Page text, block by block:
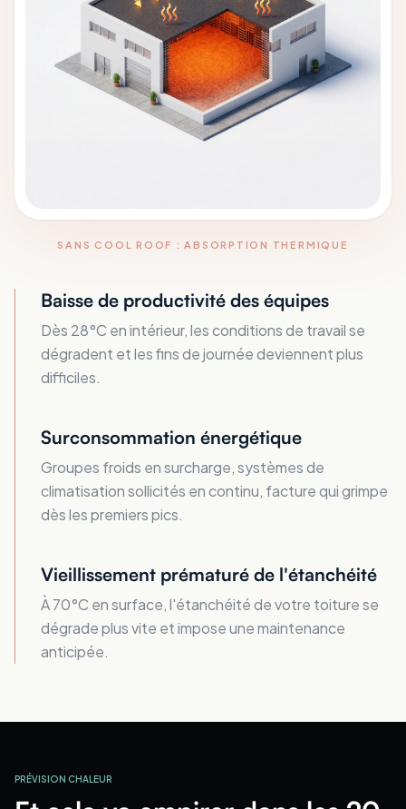
SANS COOL ROOF : ABSORPTION THERMIQUE
Baisse de productivité des équipes
Dès 28°C en intérieur, les conditions de travail se
dégradent et les fins de journée deviennent plus
difficiles.
Surconsommation énergétique
Groupes froids en surcharge, systèmes de
climatisation sollicités en continu, facture qui grimpe
dès les premiers pics.
Vieillissement prématuré de l'étanchéité
À 70°C en surface, l'étanchéité de votre toiture se
dégrade plus vite et impose une maintenance
anticipée.
PRÉVISION CHALEUR